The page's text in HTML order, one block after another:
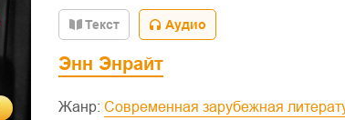
Текст Аудио
Энн Энрайт
Жанр: Современная зарубежная